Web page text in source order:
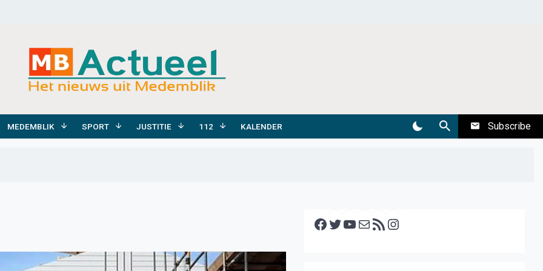
MEDEMBLIK SPORT JUSTITIE 112 KALENDER Subscribe
Facebook Twitter YouTube E-mail RSS feed